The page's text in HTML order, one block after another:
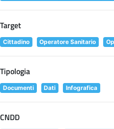
Target
Cittadino Operatore Sanitario
Tipologia
Documenti Dati Infografica
CNDD